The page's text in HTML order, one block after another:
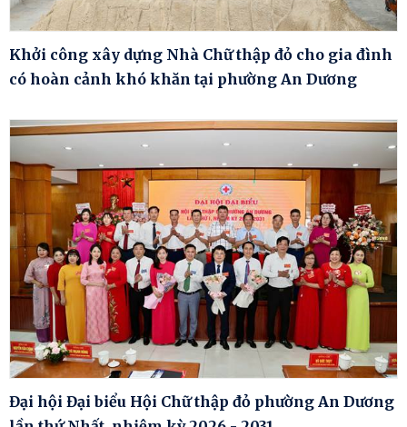
Khởi công xây dựng Nhà Chữ thập đỏ cho gia đình
có hoàn cảnh khó khăn tại phường An Dương
Đại hội Đại biểu Hội Chữ thập đỏ phường An Dương